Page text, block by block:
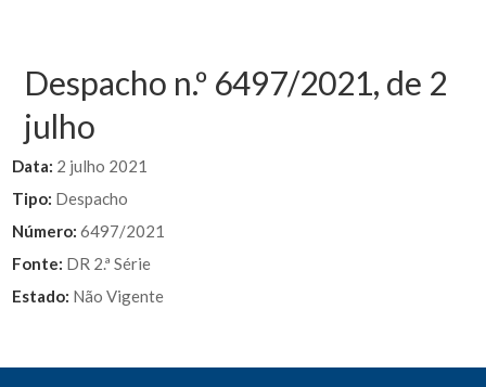
Despacho n.º 6497/2021, de 2
julho
Data: 2 julho 2021
Tipo: Despacho
Número:6497/2021
Fonte: DR 2.ª Série
Estado: Não Vigente